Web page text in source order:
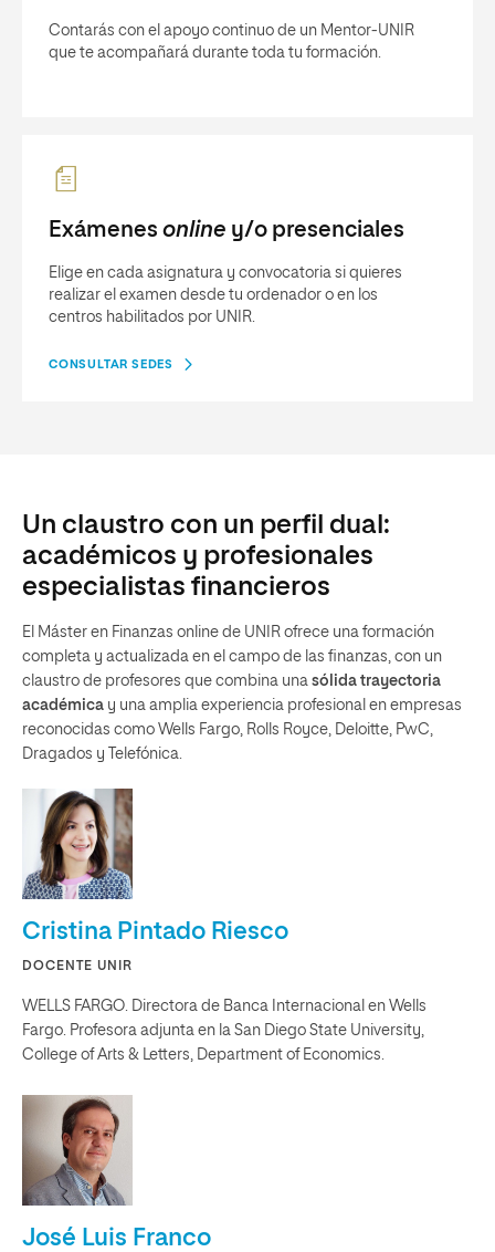
Contarás con el apoyo continuo de un Mentor-UNIR
que te acompañará durante toda tu formación.
Exámenes online y/o presenciales
Elige en cada asignatura y convocatoria si quieres
realizar el examen desde tu ordenador o en los
centros habilitados por UNIR.
CONSULTAR SEDES
Un claustro con un perfil dual:
académicos y profesionales
especialistas financieros
El Máster en Finanzas online de UNIR ofrece una formación
completa y actualizada en el campo de las finanzas, con un
claustro de profesores que combina una sólida trayectoria
académica y una amplia experiencia profesional en empresas
reconocidas como Wells Fargo, Rolls Royce, Deloitte, PwC,
Dragados y Telefónica.
Cristina Pintado Riesco
DOCENTE UNIR
WELLS FARGO. Directora de Banca Internacional en Wells
Fargo. Profesora adjunta en la San Diego State University,
College of Arts & Letters, Department of Economics.
José Luis Franco